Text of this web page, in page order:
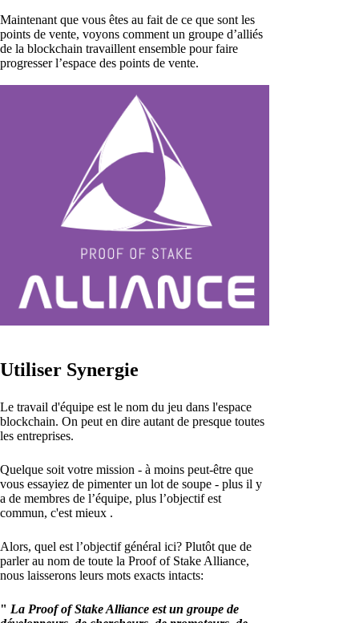
Maintenant que vous êtes au fait de ce que sont les
points de vente, voyons comment un groupe d’alliés
de la blockchain travaillent ensemble pour faire
progresser l’espace des points de vente.
Utiliser Synergie
Le travail d'équipe est le nom du jeu dans l'espace
blockchain. On peut en dire autant de presque toutes
les entreprises.
Quelque soit votre mission - à moins peut-être que
vous essayiez de pimenter un lot de soupe - plus il y
a de membres de l’équipe, plus l’objectif est
commun, c'est mieux .
Alors, quel est l’objectif général ici? Plutôt que de
parler au nom de toute la Proof of Stake Alliance,
nous laisserons leurs mots exacts intacts:
" La Proof of Stake Alliance est un groupe de